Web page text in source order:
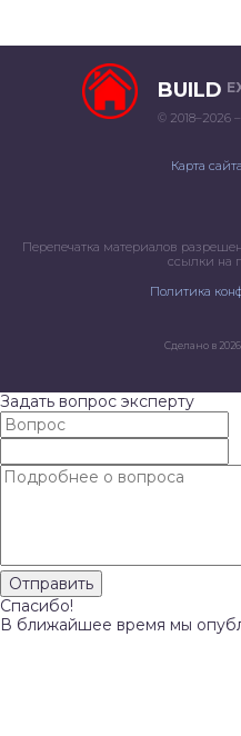
BUILD
© 2018–2026
Карта сайта
Перепечатка материалов
ссылки на
Политика
Сделано в 2026
Задать вопрос эксперту
Спасибо!
В ближайшее время мы